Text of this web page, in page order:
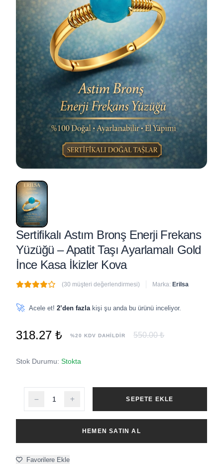
Sertifikalı Astım Bronş Enerji Frekans
Yüzüğü – Apatit Taşı Ayarlamalı Gold
İnce Kasa İkizler Kova
(30 müşteri değerlendirmesi) Marka: Erilsa
🚀 Acele et! 2’den fazla kişi şu anda bu ürünü inceliyor.
318.27 ₺ %20 KDV DAHİLDİR 550.00 ₺
Stok Durumu: Stokta
SEPETE EKLE
HEMEN SATIN AL
Favorilere Ekle